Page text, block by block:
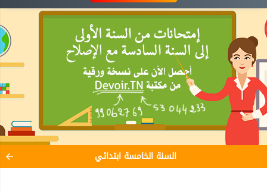
السنة الخامسة ابتدائي